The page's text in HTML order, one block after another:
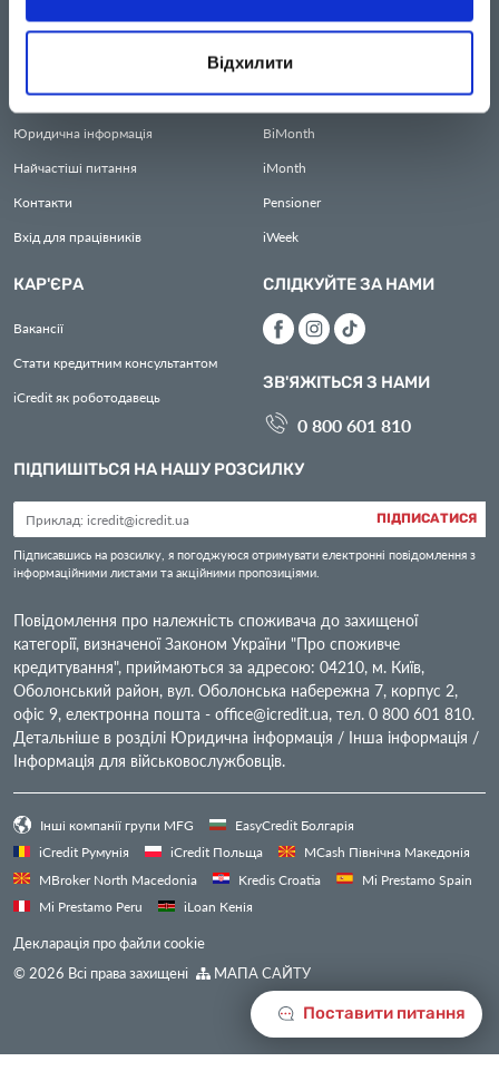
Відхилити
Поставити питання
Про нас
Юридична інформація
Найчастіші питання
Контакти
Вхід для працівників
КРЕДИТИ
iCredit
BiMonth
iMonth
Pensioner
iWeek
КАР'ЄРА
Вакансії
Стати кредитним консультантом
iCredit як роботодавець
СЛІДКУЙТЕ ЗА НАМИ
ЗВ'ЯЖІТЬСЯ З НАМИ
0 800 601 810
ПІДПИШІТЬСЯ НА НАШУ РОЗСИЛКУ
ПІДПИСАТИСЯ
Підписавшись на розсилку, я погоджуюся отримувати електронні повідомлення з
інформаційними листами та акційними пропозиціями.
Повідомлення про належність споживача до захищеної
категорії, визначеної Законом України "Про споживче
кредитування", приймаються за адресою: 04210, м. Київ,
Оболонський район, вул. Оболонська набережна 7, корпус 2,
офіс 9, електронна пошта - office@icredit.ua, тел. 0 800 601 810.
Детальніше в розділі Юридична інформація / Інша інформація /
Інформація для військовослужбовців.
Інші компанії групи MFG
EasyCredit Болгарія
iCredit Румунія
iCredit Польща
MCash Північна Македонія
MBroker North Macedonia
Kredis Croatia
Mi Prestamo Spain
Mi Prestamo Peru
iLoan Кенія
Декларація про файли cookie
© 2026 Всі права захищені
МАПА САЙТУ